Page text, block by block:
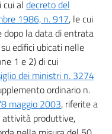
al decreto del
1986, n. 917, le cui
dopo la data di entrata
edifici ubicati nelle
1 e 2) di cui
dei ministri n. 3274
ordinario n.
maggio 2003, riferite a
attività produttive,